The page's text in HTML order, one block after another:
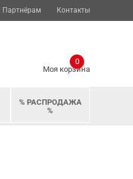
Партнёрам Контакты
Моя корзина
0
% РАСПРОДАЖА
%